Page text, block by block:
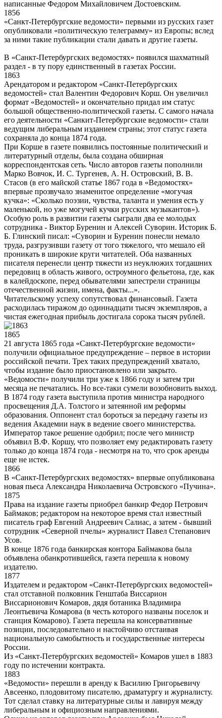
написанные Федором Михайловичем Достоевским.
1856
«Санкт-Петербургские ведомости» первыми из русских газет
опубликовали «политическую телеграмму» из Европы; вслед
за ними такие публикации стали давать и другие газеты.
В «Санкт-Петербургских ведомостях» появился шахматный
раздел - в ту пору единственный в газетах России.
1863
Арендатором и редактором «Санкт-Петербургских
ведомостей» стал Валентин Федорович Корш. Он увеличил
формат «Ведомостей» и окончательно придал им статус
большой общественно-политической газеты. С самого начала
его деятельности «Санкит-Петербургские ведомости» стали
ведущим либеральным изданием страны; этот статус газета
сохраняла до конца 1874 года.
При Корше в газете появились постоянные политический и
литературный отделы, была создана обширная
корреспондентская сеть. Число авторов газеты пополнили
Марко Вовчок, И. С. Тургенев, А. Н. Островский, В. В.
Стасов (в его майской статье 1867 года в «Ведомостях»
впервые прозвучало знаменитое определение «могучая
кучка»: «Сколько поэзии, чувства, таланта и умения есть у
маленькой, но уже могучей кучки русских музыкантов»).
Особую роль в развитии газеты сыграли два ее молодых
сотрудника - Виктор Буренин и Алексей Суворин. Историк Б.
Б. Глинский писал: «Суворин и Буренин понесли немало
труда, разгрузивши газету от того тяжелого, что мешало ей
проникать в широкие круги читателей. Оба названных
писателя перенесли центр тяжести из неуклюжих тогдашних
передовиц в область живого, остроумного фельетона, где, как
в калейдоскопе, перед обывателями запестрели страницы
отечественной жизни, имена, факты...».
Читательскому успеху сопутствовал финансовый. Газета
расходилась тиражом до одиннадцати тысяч экземпляров, а
чистая ежегодная прибыль достигала сорока тысяч рублей.
1865
21 августа 1865 года «Санкт-Петербургские ведомости»
получили официальное предупреждение – первое в истории
российской печати. Трех таких предупреждений хватало,
чтобы издание было приостановлено или закрыто.
«Ведомости» получили три уже к 1866 году и затем три
месяца не печатались. Но все-таки сумели возобновить выход.
В 1874 году газета выступила против министра народного
просвещения Д.А. Толстого и затеянной им реформы
образования. Оппонент стал бороться за передачу газеты из
ведения Академии наук в ведение своего министерства.
Император такое решение одобрил; после чего министр
объявил В.Ф. Коршу, что позволяет ему редактировать газету
только до конца 1874 года - несмотря на то, что срок аренды
еще не истек.
1866
В «Санкт-Петербургских ведомостях» впервые опубликована
новая пьеса Александра Николаевича Островского «Пучина».
1875
Права на издание газеты приобрел банкир Федор Петрович
Баймаков; редактором на некоторое время стал известный
писатель граф Евгений Андреевич Салиас, а затем - бывший
сотрудник «Северной пчелы» журналист Павел Степанович
Усов.
В конце 1876 года банкирская контора Баймакова была
объявлена обанкротившейся, газета перешла к новому
издателю.
1877
Издателем и редактором «Санкт-Петербургских ведомостей»
стал отставной полковник Генштаба Виссарион
Виссарионович Комаров, дядя ботаника Владимира
Леонтьевича Комарова (в честь которого названы поселок и
станция Комарово). Газета перешла на консервативные
позиции, последовательно и настойчиво отстаивая
национальную самобытность и государственные интересы
России.
Из «Санкт-Петербургских ведомостей» Комаров ушел в 1883
году по истечении контракта.
1883
«Ведомости» перешли в аренду к Василию Григорьевичу
Авсеенко, плодовитому писателю, драматургу и журналисту.
Тот сделал ставку на литературные силы и лавируя между
либеральным и официозным направлениями.